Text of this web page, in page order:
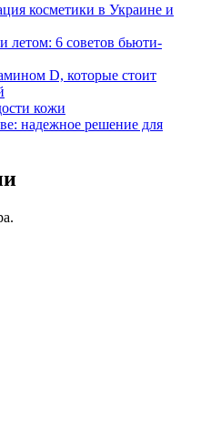
косметики в Украине и
летом: 6 советов бьюти-
D, которые стоит
кожи
надежное решение для